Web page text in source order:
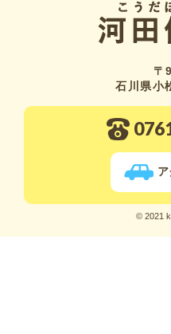
〒
石川県小
© 2021